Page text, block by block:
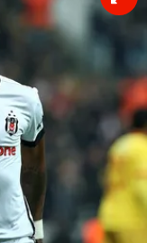
çerezlerle ilgili bilgi